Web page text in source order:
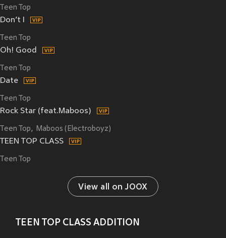
Teen Top
Don’t I
Teen Top
Oh! Good
Teen Top
Date
Teen Top
Rock Star (feat.Maboos)
Teen Top Maboos (Electroboyz)
TEEN TOP CLASS
Teen Top
View all on JOOX
TEEN TOP CLASS ADDITION